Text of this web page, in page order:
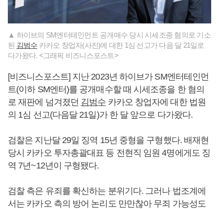
▲ 하이브의 SM엔터테인먼트 공개매수 당시 시세조종 혐의로 기소
된 김범수 카카오 창업자(사진)에 대한 1심 선고가 다음 달 21일로
다가왔다. <그래픽 비즈니스포스트>
[비즈니스포스트] 지난 2023년 하이브가 SM엔터테인먼
트(이하 SM엔터)를 공개매수할 때 시세조종을 한 혐의
로 재판에 넘겨졌던 김범수 카카오 창업자에 대한 법원
의 1심 선고(다음달 21일)가 한 달 앞으로 다가왔다.
검찰은 지난달 29일 징역 15년 중형을 구형했다. 배재현
당시 카카오 투자총괄대표 등 전현직 임원 4명에게도 징
역 7년~12년이 구형됐다.
검찰 측은 유죄를 확신하는 분위기다. 그러나 법조계에
서는 카카오 측의 방어 논리도 만만찮아 무죄 가능성도